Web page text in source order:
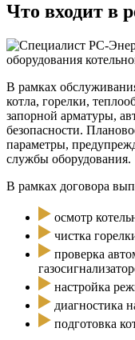
Что входит в
В рамках
котла, горелки,
запорной арматуры,
безопасности.
параметры,
службы оборудования.
В рамках договора
осмотр
чистка
проверка
настройка
диагностика
подготовка